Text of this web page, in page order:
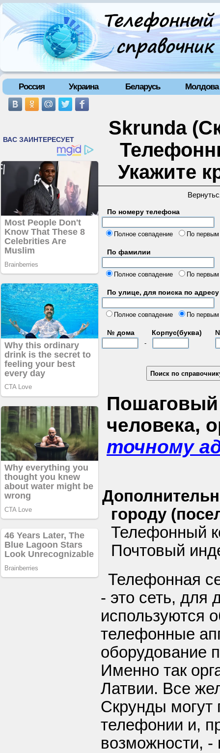
Россия Украина Беларусь Молдова
Skrunda
Укажите
По номеру телефона
Полное совпадение
По
По фамилии
Полное совпадение По
По улице, для поиска по адресу
Полное совпадение
По
№ дома Корпус(буква)
-
Пошаговый
человека,
точному
городу
Телефонный
Почтовый
Телефонная
- это сеть, для
используются
телефонные
оборудование
Именно так
Латвии. Все
Скрунды могут
телефонии и,
возможности, -